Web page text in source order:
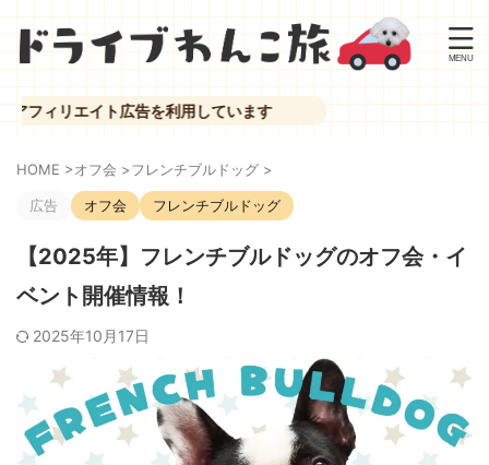
ト広告を利用しています
HOME >オフ会 >フレンチブルドッグ >
広告 オフ会 フレンチブルドッグ
【2025年】フレンチブルドッグのオフ会・イ
ベント開催情報！
2025年10月17日